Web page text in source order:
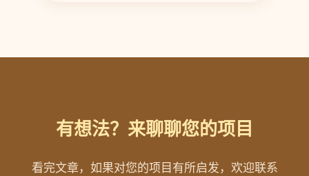
有想法？来聊聊您的项目
看完文章，如果对您的项目有所启发，欢迎联系